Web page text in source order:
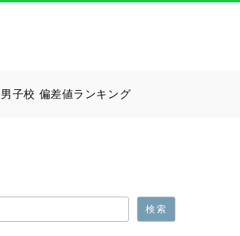
男子校 偏差値ランキング
検索